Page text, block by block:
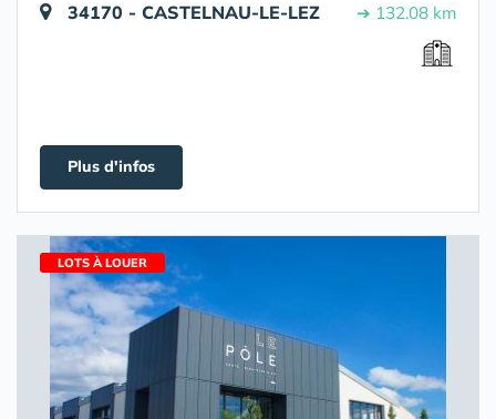
34170 - CASTELNAU-LE-LEZ ➔ 132.08 km
Plus d'infos
LOTS À LOUER